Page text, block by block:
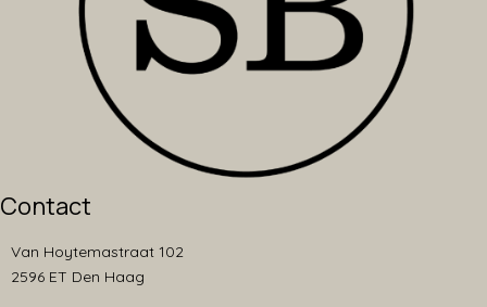
Contact
Van Hoytemastraat 102
2596 ET Den Haag